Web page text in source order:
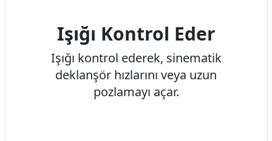
Işığı Kontrol Eder
Işığı kontrol ederek, sinematik
deklanşör hızlarını veya uzun
pozlamayı açar.